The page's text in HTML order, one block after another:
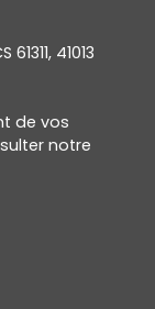
41013
de vos
notre